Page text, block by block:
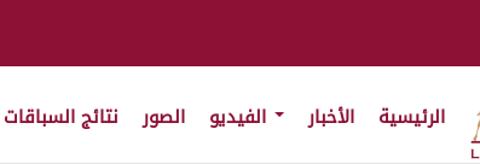
الرئيسية الأخبار الصور نتائج السباقات